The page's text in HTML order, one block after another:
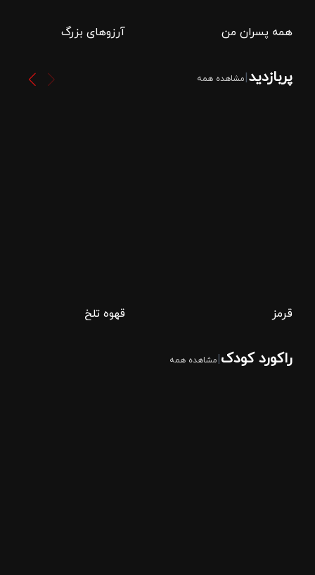
همه پسران من آرزوهای بزرگ
پربازدید|مشاهده همه
قرمز قهوه تلخ
راکورد کودک|مشاهده همه